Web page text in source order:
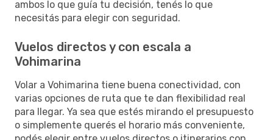
ambos lo que guía tu decisión, tenés lo que
necesitás para elegir con seguridad.
Vuelos directos y con escala a
Vohimarina
Volar a Vohimarina tiene buena conectividad, con
varias opciones de ruta que te dan flexibilidad real
para llegar. Ya sea que estés mirando el presupuesto
o simplemente querés el horario más conveniente,